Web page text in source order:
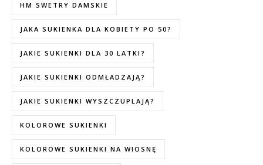
HM SWETRY DAMSKIE
JAKA SUKIENKA DLA KOBIETY PO 50?
JAKIE SUKIENKI DLA 30 LATKI?
JAKIE SUKIENKI ODMŁADZAJĄ?
JAKIE SUKIENKI WYSZCZUPLAJĄ?
KOLOROWE SUKIENKI
KOLOROWE SUKIENKI NA WIOSNĘ